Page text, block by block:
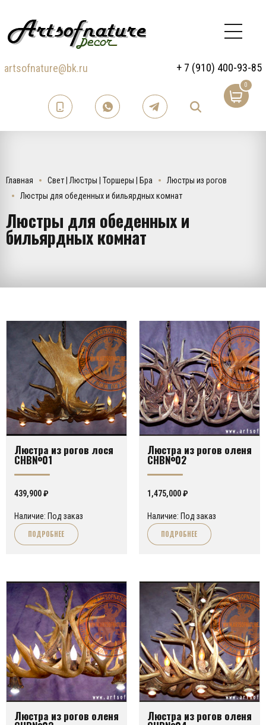
artsofnature@bk.ru + 7 (910) 400-93-85
0
Главная Свет | Люстры | Торшеры | Бра
Люстры из рогов
Люстры для обеденных и бильярдных комнат
Люстры для обеденных и
бильярдных комнат
Люстра из рогов лося
CHB№01
439,900₽
Наличие: Под заказ
ПОДРОБНЕЕ
Люстра из рогов оленя
CHB№02
1,475,000₽
Наличие: Под заказ
ПОДРОБНЕЕ
Люстра из рогов оленя Люстра из рогов оленя